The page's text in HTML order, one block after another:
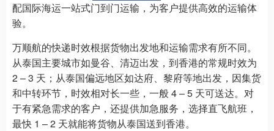
配国际海运一站式门到门运输，为客户提供高效的运输体
验。
万顺航的快递时效根据货物出发地和运输需求有所不同。
从泰国主要城市如曼谷、清迈出发，到香港的常规时效为
2 – 3 天；从泰国偏远地区如达府、黎府等地出发，因集货
和中转环节，时效相对长一些，一般 4 – 5 天可送达。对
于有紧急需求的客户，还提供加急服务，选择直飞航班，
最快 1 – 2 天就能将货物从泰国送到香港。